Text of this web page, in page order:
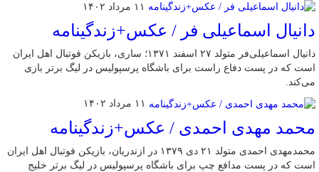
۱۱ مرداد ۱۴۰۲
دانیال اسماعیلی فر / عکس+زندگینامه
دانیال اسماعیلی‌فر متولد ۲۷ اسفند ۱۳۷۱؛ ساری، بازیکن فوتبال اهل ایران
است که در پست دفاع راست برای باشگاه پرسپولیس در لیگ برتر بازی
می‌کند.
۱۱ مرداد ۱۴۰۲
محمد مهدی احمدی / عکس+زندگینامه
محمدمهدی احمدی متولد ۲۱ دی ۱۳۷۹ در ازندریان، بازیکن فوتبال اهل ایران
است که در پست مدافع چپ برای باشگاه پرسپولیس در لیگ برتر خلیج